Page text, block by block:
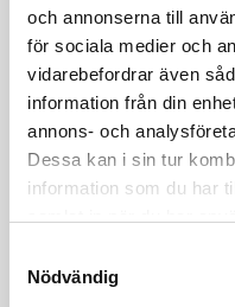
och annonserna till
för sociala medier och
vidarebefordrar även
information från din
annons- och
Dessa kan i sin tur
information som du har
Nödvändig